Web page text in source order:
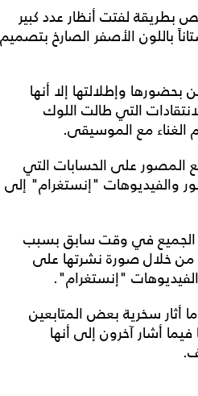
لفتت أنظار عدد كبير
باللون الأصفر الصارخ بتصميم
وإطلالتها إلا أنها
التي طالت اللوك
مع الموسيقى.
على الحسابات التي
والفيديوهات "إنستغرام" إلى
الجميع في وقت سابق بسبب
من خلال صورة نشرتها على
"إنستغرام".
أثار سخرية بعض المتابعين
أشار آخرون إلى أنها